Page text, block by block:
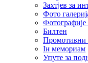
Захтјев за
Фото
Фотографије
Билтен
Промотивни
Iн мемориам
Упуте за